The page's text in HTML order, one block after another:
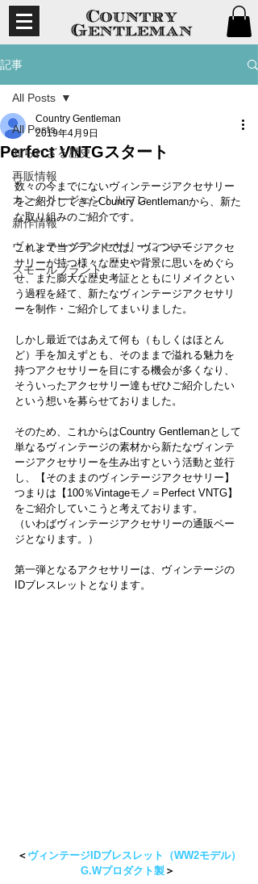
記事
All Posts
知られざる歴史
再販情報
カントリージェントルマン
新作情報
ヴィンテージアクセサリーについて
スモールブランド
All Posts
Perfect VNTGスタート
Country Gentleman
2019年4月9日
数々の今までにないヴィンテージアクセサリー
をご紹介してきたCountry Gentlemanから、新た
な取り組みのご紹介です。
これまで当ブランドでは、ヴィンテージアクセ
サリーが持つ様々な歴史や背景に思いをめぐら
せ、また膨大な歴史考証とともにリメイクとい
う過程を経て、新たなヴィンテージアクセサリ
ーを制作・ご紹介してまいりました。
しかし最近ではあえて何も（もしくはほとん
ど）手を加えずとも、そのままで溢れる魅力を
持つアクセサリーを目にする機会が多くなり、
そういったアクセサリー達もぜひご紹介したい
という想いを募らせておりました。
そのため、これからはCountry Gentlemanとして
単なるヴィンテージの素材から新たなヴィンテ
ージアクセサリーを生み出すという活動と並行
し、【そのままのヴィンテージアクセサリー】
つまりは【100％Vintageモノ＝Perfect VNTG】
をご紹介していこうと考えております。
（いわばヴィンテージアクセサリーの通販ペー
ジとなります。）
第一弾となるアクセサリーは、ヴィンテージの
IDブレスレットとなります。
＜ ヴィンテージIDブレスレット（WW2モデル）
G.Wプロダクト製＞